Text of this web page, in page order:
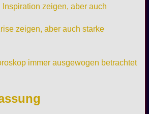
Inspiration zeigen, aber auch
zeigen, aber auch starke
immer ausgewogen betrachtet